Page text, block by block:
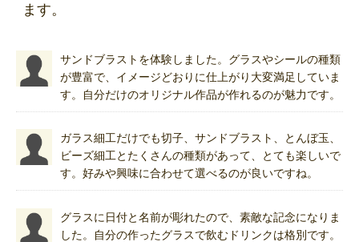
ます。
サンドブラストを体験しました。グラスやシールの種類
が豊富で、イメージどおりに仕上がり大変満足していま
す。自分だけのオリジナル作品が作れるのが魅力です。
ガラス細工だけでも切子、サンドブラスト、とんぼ玉、
ビーズ細工とたくさんの種類があって、とても楽しいで
す。好みや興味に合わせて選べるのが良いですね。
グラスに日付と名前が彫れたので、素敵な記念になりま
した。自分の作ったグラスで飲むドリンクは格別です。